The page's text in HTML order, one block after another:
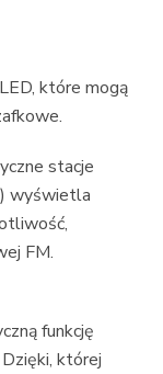
które mogą
stacje
wyświetla
FM.
funkcję
której